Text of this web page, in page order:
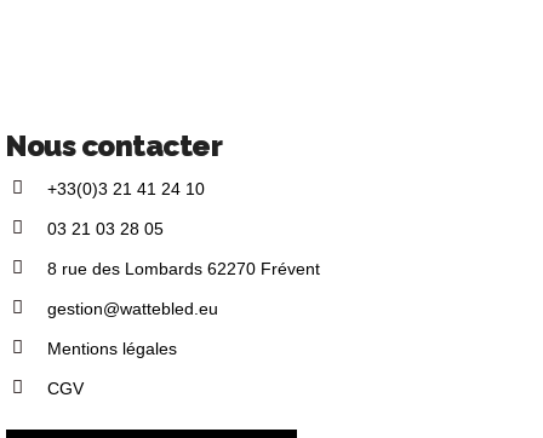
Nous contacter
+33(0)3 21 41 24 10
03 21 03 28 05
8 rue des Lombards 62270 Frévent
gestion@wattebled.eu
Mentions légales
CGV